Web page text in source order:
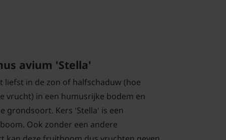
avium 'Stella'
liefst in de zon of halfschaduw (hoe
vrucht) in een humusrijke bodem en
grondsoort. Kers 'Stella' is een
Ook zonder een andere